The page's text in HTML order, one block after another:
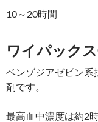
10～20時間
ワイパック
ベンゾジアゼピン系
剤です。
最高血中濃度は約2